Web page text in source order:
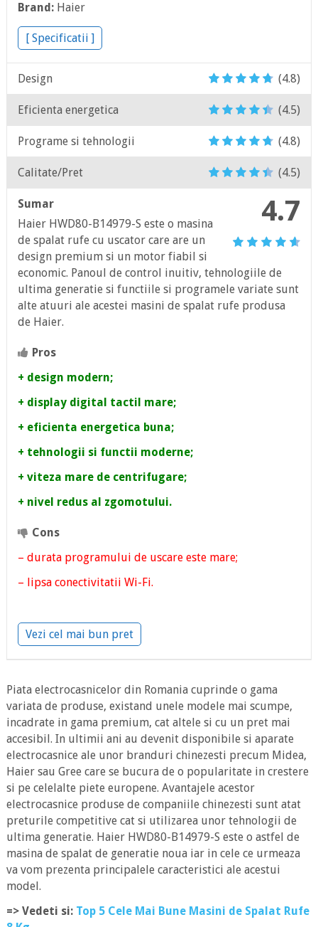
Brand:Haier
[ Specificatii ]
Design (4.8)
Eficienta energetica (4.5)
Programe si tehnologii (4.8)
Calitate/Pret (4.5)
4.7
Sumar
Haier HWD80-B14979-S este o masina
de spalat rufe cu uscator care are un
design premium si un motor fiabil si
economic. Panoul de control inuitiv, tehnologiile de
ultima generatie si functiile si programele variate sunt
alte atuuri ale acestei masini de spalat rufe produsa
de Haier.
Pros
+ design modern;
+ display digital tactil mare;
+ eficienta energetica buna;
+ tehnologii si functii moderne;
+ viteza mare de centrifugare;
+ nivel redus al zgomotului.
Cons
– durata programului de uscare este mare;
– lipsa conectivitatii Wi-Fi.
Vezi cel mai bun pret
Piata electrocasnicelor din Romania cuprinde o gama
variata de produse, existand unele modele mai scumpe,
incadrate in gama premium, cat altele si cu un pret mai
accesibil. In ultimii ani au devenit disponibile si aparate
electrocasnice ale unor branduri chinezesti precum Midea,
Haier sau Gree care se bucura de o popularitate in crestere
si pe celelalte piete europene. Avantajele acestor
electrocasnice produse de companiile chinezesti sunt atat
preturile competitive cat si utilizarea unor tehnologii de
ultima generatie. Haier HWD80-B14979-S este o astfel de
masina de spalat de generatie noua iar in cele ce urmeaza
va vom prezenta principalele caracteristici ale acestui
model.
=> Vedeti si: Top 5 Cele Mai Bune Masini de Spalat Rufe